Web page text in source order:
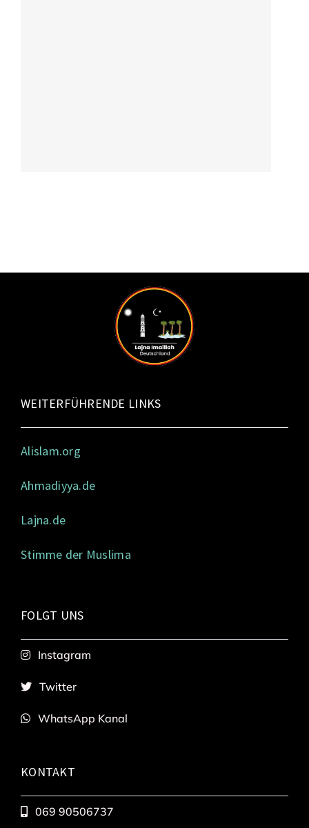
WEITERFÜHRENDE LINKS
Alislam.org
Ahmadiyya.de
Lajna.de
Stimme der Muslima
FOLGT UNS
Instagram
Twitter
WhatsApp Kanal
KONTAKT
069 90506737